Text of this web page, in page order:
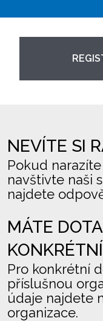
NEVÍTE SI
Pokud
navštivte naši
najdete
MÁTE
Pro konkrétní
příslušnou
údaje najdete
organizace.